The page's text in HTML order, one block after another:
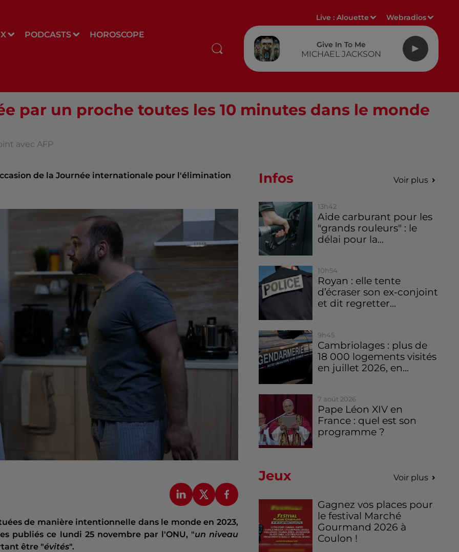
PODCASTS HOROSCOPE
Live :Alouette Webradios
Give In To Me
MICHAEL JACKSON
par un proche toutes les 10 minutes dans le monde
avec AFP
de la Journée internationale pour l'élimination
de manière intentionnelle dans le monde en 2023,
publiés ce lundi 25 novembre par l'ONU, "un niveau
être "évités".
Infos Voir plus
13h42
Aide carburant pour les
"grands rouleurs" : le
délai pour la...
10h54
Royan : elle tente
d’écraser son ex-conjoint
et dit regretter...
9h45
Cambriolages : plus de
18 000 logements visités
en juillet 2026, en...
7 août 2026
Pape Léon XIV en
France : quel est son
programme ?
Jeux Voir plus
Gagnez vos places pour
le festival Marché
Gourmand 2026 à
Coulon !